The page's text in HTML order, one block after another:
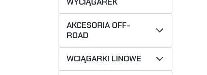
AKCESORIA OFF-
ROAD
WCIĄGARKI LINOWE